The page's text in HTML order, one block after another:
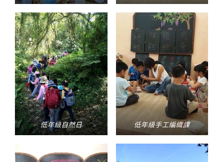
低年級自然日 低年級手工編織課